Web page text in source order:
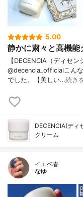
5.00
静かに粛々と高機能
【DECENCIA（ディセ
@decencia_officialこん
でした。【美しい…続き
DECENCIA(ディ
クリーム
イエベ春
なゆ